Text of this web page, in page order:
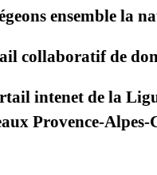
ensemble la
collaboratif de
intenet de la
Provence-Alpes-